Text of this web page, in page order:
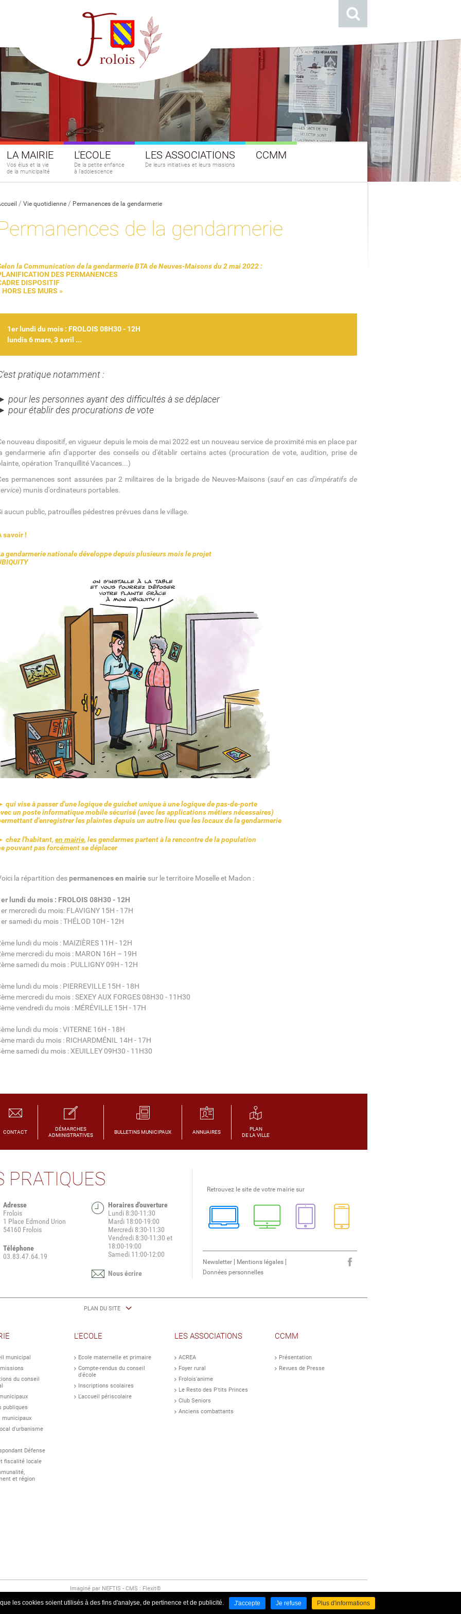
les cookies soient utilisés à des fins d'analyse, de pertinence et de publicité. J'accepte Je refuse Plus d'informations
LA MAIRIE
Vos élus et la vie
de la municipalité
L'ECOLE
De la petite enfance
à l'adolescence
LES ASSOCIATIONS
De leurs initiatives et leurs missions
CCMM
Vie quotidienne Permanences de la gendarmerie
de la gendarmerie
la Communication de la gendarmerie BTA de Neuves-Maisons du 2 mai 2022 :
DES PERMANENCES
DISPOSITIF
HORS LES MURS »
1er lundi du mois : FROLOIS 08H30 - 12H
lundis 6 mars, 3 avril ...
pratique notamment :
pour les personnes ayant des difficultés à se déplacer
pour établir des procurations de vote
nouveau dispositif, en vigueur depuis le mois de mai 2022 est un nouveau service de proximité mis en place par
gendarmerie afin d'apporter des conseils ou d'établir certains actes (procuration de vote, audition, prise de
opération Tranquillité Vacances...)
permanences sont assurées par 2 militaires de la brigade de Neuves-Maisons (sauf en cas d'impératifs de
) munis d'ordinateurs portables.
aucun public, patrouilles pédestres prévues dans le village.
savoir !
gendarmerie nationale développe depuis plusieurs mois le projet
qui vise à passer d'une logique de guichet unique à une logique de pas-de-porte
un poste informatique mobile sécurisé (avec les applications métiers nécessaires)
d'enregistrer les plaintes depuis un autre lieu que les locaux de la gendarmerie
chez l'habitant, en mairie, les gendarmes partent à la rencontre de la population
pouvant pas forcément se déplacer
la répartition despermanences en mairie sur le territoire Moselle et Madon :
lundi du mois : FROLOIS 08H30 - 12H
mercredi du mois: FLAVIGNY 15H - 17H
samedi du mois : THÉLOD 10H - 12H
lundi du mois : MAIZIÈRES 11H - 12H
mercredi du mois : MARON 16H – 19H
samedi du mois : PULLIGNY 09H - 12H
lundi du mois : PIERREVILLE 15H - 18H
mercredi du mois : SEXEY AUX FORGES 08H30 - 11H30
vendredi du mois : MÉRÉVILLE 15H - 17H
lundi du mois : VITERNE 16H - 18H
mardi du mois : RICHARDMÉNIL 14H - 17H
samedi du mois : XEUILLEY 09H30 - 11H30
CONTACT
DÉMARCHES
ADMINISTRATIVES
BULLETINS MUNICIPAUX ANNUAIRES
PLAN
DE LA VILLE
PRATIQUES
Adresse
Frolois
1 Place Edmond Urion
54160 Frolois
Téléphone
03.83.47.64.19
Horaires d'ouverture
Lundi 8:30-11:30
Mardi 18:00-19:00
Mercredi 8:30-11:30
Vendredi 8:30-11:30 et
18:00-19:00
​​​​​​​Samedi 11:00-12:00
Nous écrire
Retrouvez le site de votre mairie sur
Newsletter
Mentions légales
Données personnelles
PLAN DU SITE
municipal
du conseil
publiques
municipaux
d'urbanisme
Défense
fiscalité locale
et région
L'ECOLE
Ecole maternelle et primaire
Compte-rendus du conseil
d'école
Inscriptions scolaires
L'accueil périscolaire
LES ASSOCIATIONS
ACREA
Foyer rural
Frolois'anime
Le Resto des P'tits Princes
Club Seniors
Anciens combattants
CCMM
Présentation
Revues de Presse
Imaginé par NEFTIS - CMS : Flexit©